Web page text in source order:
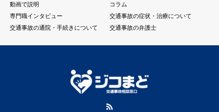
動画で説明
コラム
専門職インタビュー
交通事故の症状・治療について
交通事故の通院・手続きについて
交通事故の弁護士